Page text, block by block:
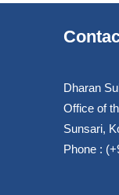
Dharan
Office of
Sunsari,
Phone :